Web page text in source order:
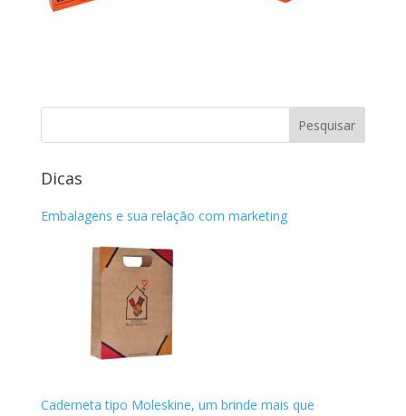
Dicas
Embalagens e sua relação com marketing
Caderneta tipo Moleskine, um brinde mais que